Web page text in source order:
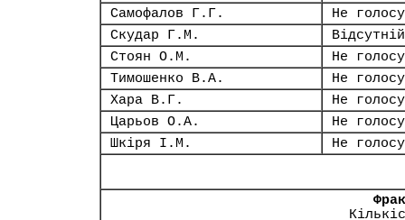
Самофалов Г.Г.
Не
Скудар Г.М.
Відсутній
Стоян О.М.
Не
Тимошенко В.А.
Не
Хара В.Г.
Не
Царьов О.А.
Не
Шкіря І.М.
Не